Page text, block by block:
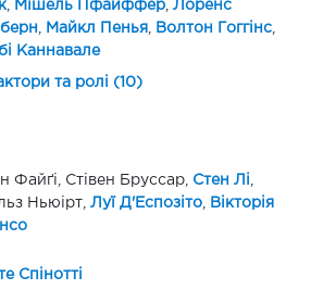
, Мішель Пфайффер, Лоренс
Майкл Пенья, Волтон Гоггінс,
Каннавале
та ролі (10)
Файґі, Стівен Бруссар, Стен Лі
Ньюірт, Луї Д'Еспозіто,
Вікторія
Спінотті